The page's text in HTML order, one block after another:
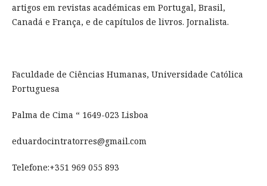
artigos em revistas académicas em Portugal, Brasil,
Canadá e França, e de capítulos de livros. Jornalista.
Faculdade de Ciências Humanas, Universidade Católica
Portuguesa
Palma de Cima “ 1649-023 Lisboa
eduardocintratorres@gmail.com
Telefone:+351 969 055 893